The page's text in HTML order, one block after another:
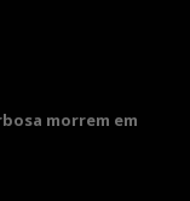
morrem em